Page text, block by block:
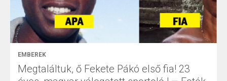
EMBEREK
Megtaláltuk, ő Fekete Pákó első fia! 23